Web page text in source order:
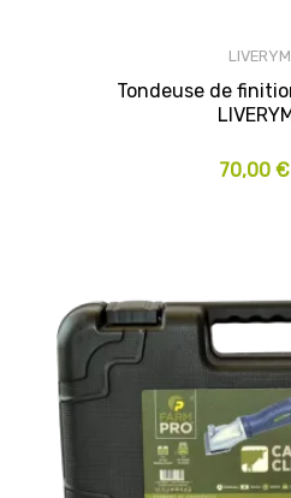
Tondeuse de
70,00